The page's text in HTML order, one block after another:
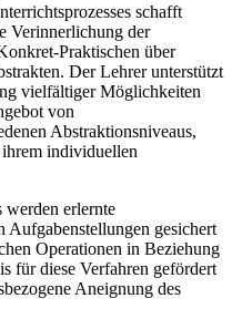
schafft
Verinnerlichung der
Praktischen über
Der Lehrer unterstützt
vielfältiger Möglichkeiten
von
Abstraktionsniveaus,
individuellen
werden erlernte
Aufgabenstellungen gesichert
Operationen in Beziehung
für diese Verfahren gefördert
Aneignung des